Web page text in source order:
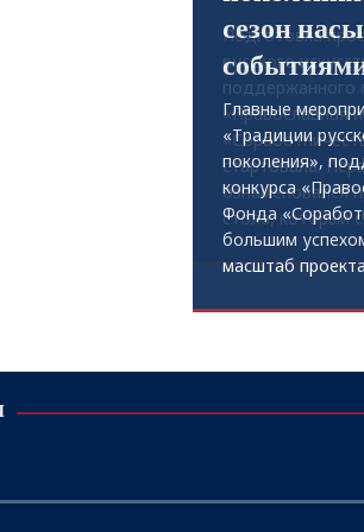
Подготовка
русского
поддержанного
«Православная
стартовала.
ознаменовался
стола, который